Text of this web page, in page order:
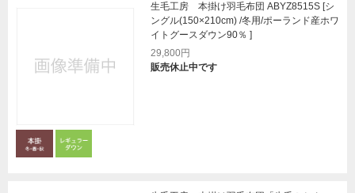
生毛工房 本掛け羽毛布団 ABYZ8515S [シ
ングル(150×210cm) /冬用/ポーランド産ホワ
イトグースダウン90％ ]
29,800円
販売休止中です